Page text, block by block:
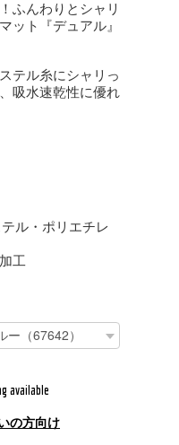
ふんわりとシャリ
ット『デュアル』
テル糸にシャリっ
吸水速乾性に優れ
ル・ポリエチレ
工
available
の方向け